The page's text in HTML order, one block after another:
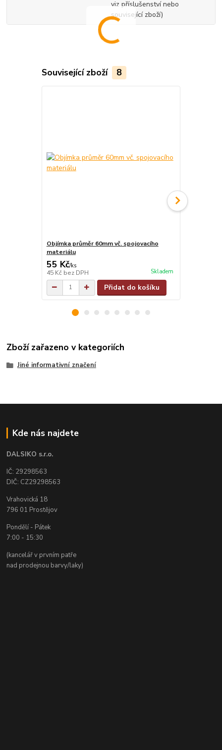
viz příslušenství nebo
související zboží)
Související zboží 8
Objímka průměr 60mm vč. spojovacího
materiálu
55 Kč/ks
45 Kč bez DPH Skladem
Přidat do košíku
Zboží zařazeno v kategoriích
Jiné informativní značení
Kde nás najdete
DALSIKO s.r.o.
IČ: 29298563
DIČ: CZ29298563
Vrahovická 18
796 01 Prostějov
Pondělí - Pátek
7:00 - 15:30
(kancelář v prvním patře
nad prodejnou barvy/laky)